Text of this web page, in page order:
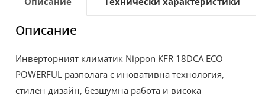
Описание
Инверторният климатик Nippon KFR 18DCA ECO
POWERFUL разполага с иновативна технология,
стилен дизайн, безшумна работа и висока